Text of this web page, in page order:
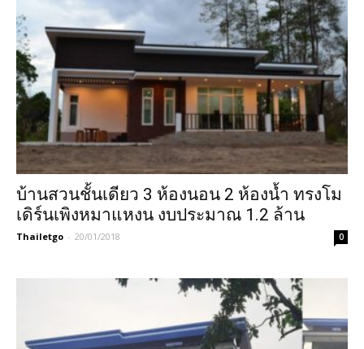
บ้านสวนชั้นเดียว 3 ห้องนอน 2 ห้องน้ำ ทรงโม
เดิร์นเพิงหมาแหงน งบประมาณ 1.2 ล้าน
Thailetgo - 20/01/2018 0